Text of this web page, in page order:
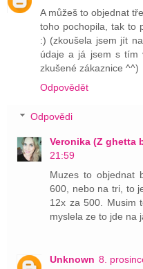
A můžeš to objednat
toho pochopila, tak to
:) (zkoušela jsem jít
údaje a já jsem s tím
zkušené zákaznice ^^)
Odpovědět
Odpovědi
Veronika (Z ghetta
21:59
Muzes to objednat
600, nebo na tri, to
12x za 500. Musim
myslela ze to jde na
Unknown 8.